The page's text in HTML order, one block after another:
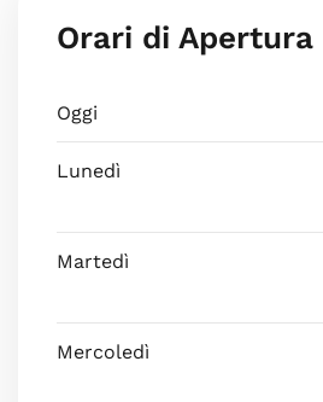
Orari di Apertura
Oggi
Lunedì
Martedì
Mercoledì